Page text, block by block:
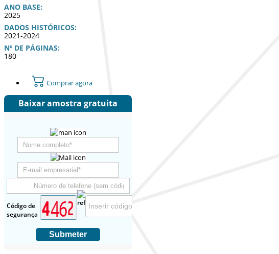
ANO BASE:
2025
DADOS HISTÓRICOS:
2021-2024
Nº DE PÁGINAS:
180
Comprar agora
Baixar amostra gratuita
Código de
segurança
Submeter